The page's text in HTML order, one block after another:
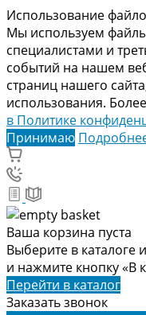
Использование
Мы используем
специалистами и
событий на нашем
страниц нашего
использования.
в Политике
Принимаю
Ваша корзина пуста
Выберите в каталоге
и нажмите кнопку «В
Перейти в каталог
Заказать звонок